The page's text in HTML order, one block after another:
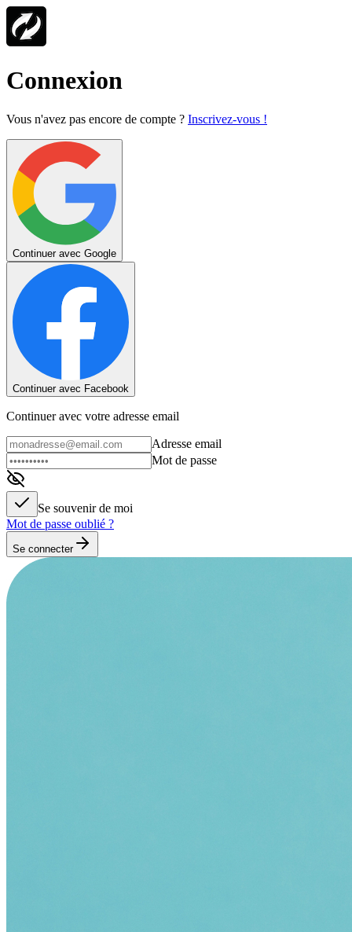
Connexion
Vous n'avez pas encore de compte ? Inscrivez-vous !
Continuer avec Google
Continuer avec Facebook
Continuer avec votre adresse email
Adresse email
Mot de passe
Se souvenir de moi
Mot de passe oublié ?
Se connecter